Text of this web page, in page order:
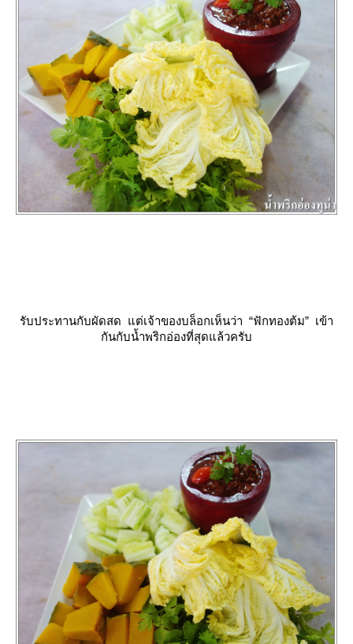
รับประทานกับผัดสด แต่เจ้าของบล็อกเห็นว่า “ฟักทองต้ม” เข้า
กันกับน้ำพริกอ่องที่สุดแล้วครับ